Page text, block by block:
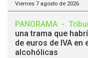
Viernes 7 agosto de 2026
PANORAMA -
una trama que
de euros de IVA en
alcohólicas